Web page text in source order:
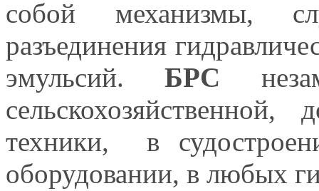
собой механизмы,
разъединения
эмульсий.БРС
сельскохозяйственной,
техники, в
оборудовании, в любых